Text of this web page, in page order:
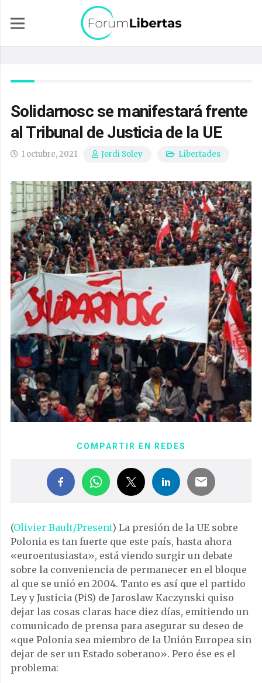
Solidarnosc se manifestará frente
al Tribunal de Justicia de la UE
1 octubre, 2021 Jordi Soley Libertades
COMPARTIR EN REDES
(Olivier Bault/Present) La presión de la UE sobre
Polonia es tan fuerte que este país, hasta ahora
«euroentusiasta», está viendo surgir un debate
sobre la conveniencia de permanecer en el bloque
al que se unió en 2004. Tanto es así que el partido
Ley y Justicia (PiS) de Jaroslaw Kaczynski quiso
dejar las cosas claras hace diez días, emitiendo un
comunicado de prensa para asegurar su deseo de
«que Polonia sea miembro de la Unión Europea sin
dejar de ser un Estado soberano». Pero ése es el
problema: